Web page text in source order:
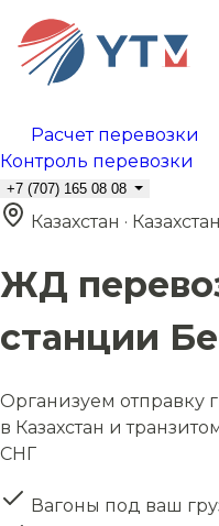
Расчет перевозки
Контроль перевозки
+7 (707) 165 08 08
Казахстан ·
ЖД
станции
Организуем отправку
в Казахстан и
СНГ
Вагоны под ваш